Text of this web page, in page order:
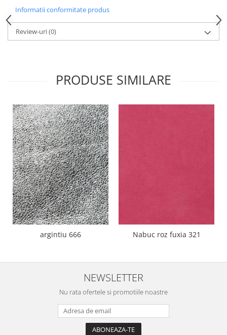
Informatii conformitate produs
Review-uri(0)
PRODUSE SIMILARE
argintiu 666 Nabuc roz fuxia 321
NEWSLETTER
Nu rata ofertele si promotiile noastre